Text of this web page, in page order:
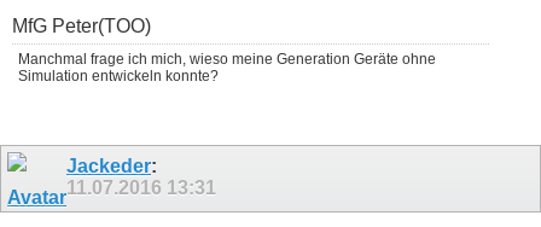
MfG Peter(TOO)
Manchmal frage ich mich, wieso meine Generation Geräte ohne
Simulation entwickeln konnte?
Jackeder:
11.07.2016 13:31